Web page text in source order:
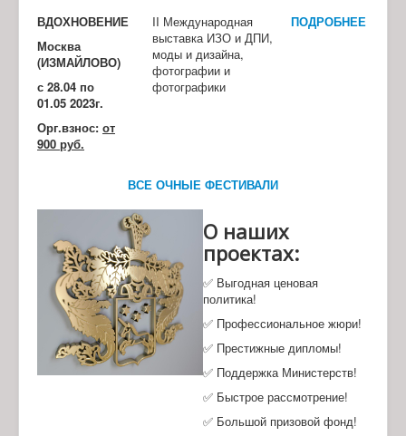
ВДОХНОВЕНИЕ
Москва
(ИЗМАЙЛОВО)
с 28.04 по
01.05 2023г.
Орг.взнос: от
900 руб.
II Международная
выставка ИЗО и ДПИ,
моды и дизайна,
фотографии и
фотографики
ПОДРОБНЕЕ
ВСЕ ОЧНЫЕ ФЕСТИВАЛИ
О наших
проектах:
✅ Выгодная ценовая
политика!
✅ Профессиональное жюри!
✅ Престижные дипломы!
✅ Поддержка Министерств!
✅ Быстрое рассмотрение!
✅ Большой призовой фонд!